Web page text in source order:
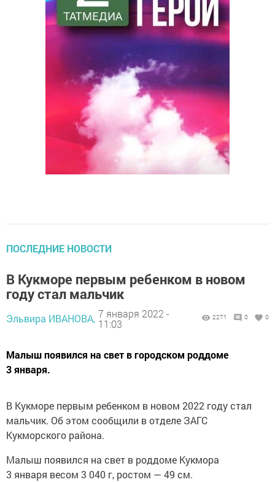
ПОСЛЕДНИЕ НОВОСТИ
В Кукморе первым ребенком в новом
году стал мальчик
Эльвира ИВАНОВА, 7 января 2022 -
11:03
2271 0 0
Малыш появился на свет в городском роддоме
3 января.
В Кукморе первым ребенком в новом 2022 году стал
мальчик. Об этом сообщили в отделе ЗАГС
Кукморского района.
Малыш появился на свет в роддоме Кукмора
3 января весом 3 040 г, ростом — 49 см.